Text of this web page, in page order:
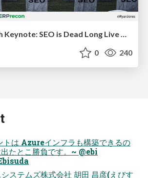
0 240
トは Azureインフラも構築できるの
たとこ勝負です。~ @ebi
ステムズ株式会社 胡田 昌彦(えびす